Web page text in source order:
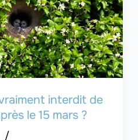
interdit de
le 15 mars ?
/